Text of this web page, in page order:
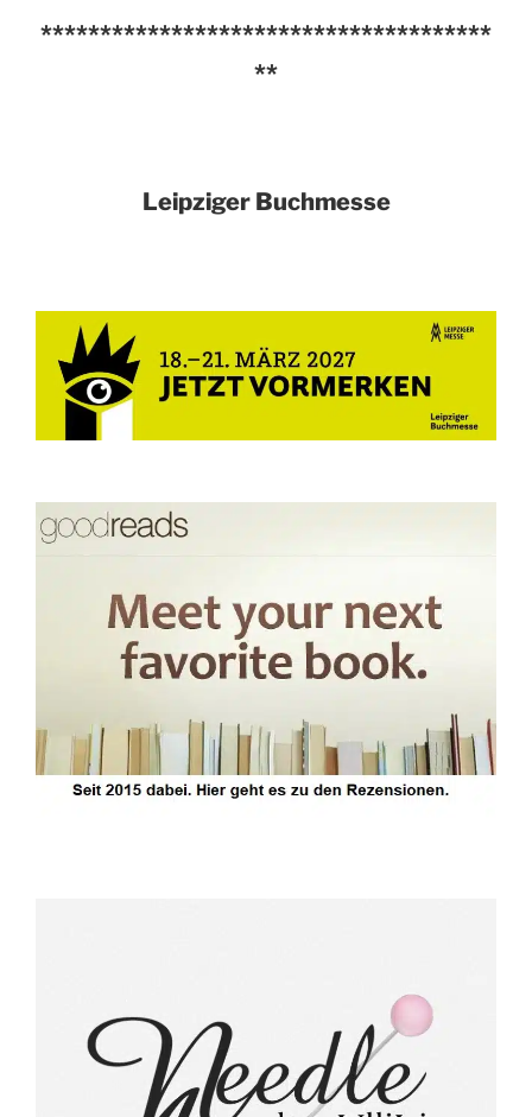
**************************************
**
Leipziger Buchmesse